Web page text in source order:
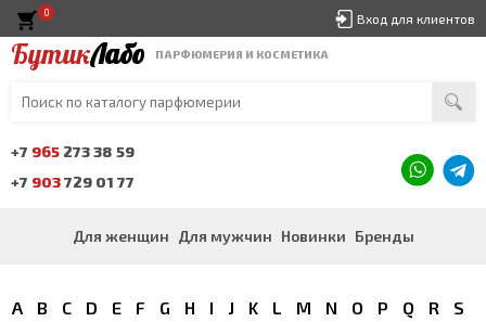
Вход для клиентов
БутикЛабо ПАРФЮМЕРИЯ И КОСМЕТИКА
+7 965 273 38 59
+7 903729 01 77
Для женщин Для мужчин Новинки Бренды
0
A B C D E F G H I J K L M N O P Q R
S